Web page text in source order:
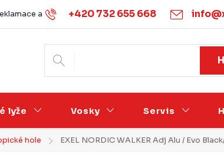
+420 732 655 668
a vrácení Obchodní podmínky
lyže Vosky Servis
hole EXEL NORDIC WALKER Adj Alu / Evo